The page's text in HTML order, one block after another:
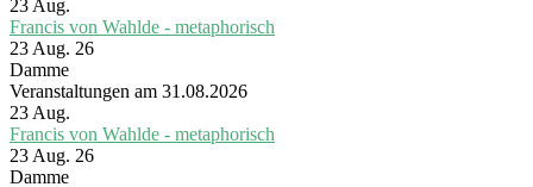
23Aug.
Francis von Wahlde - metaphorisch
23 Aug. 26
Damme
Veranstaltungen am 31.08.2026
23Aug.
Francis von Wahlde - metaphorisch
23 Aug. 26
Damme